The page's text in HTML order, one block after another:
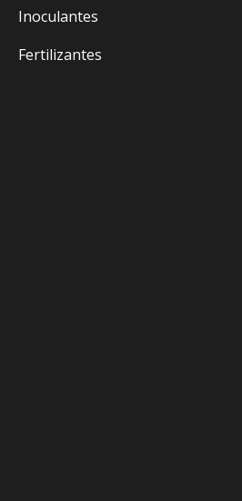
Inoculantes
Fertilizantes